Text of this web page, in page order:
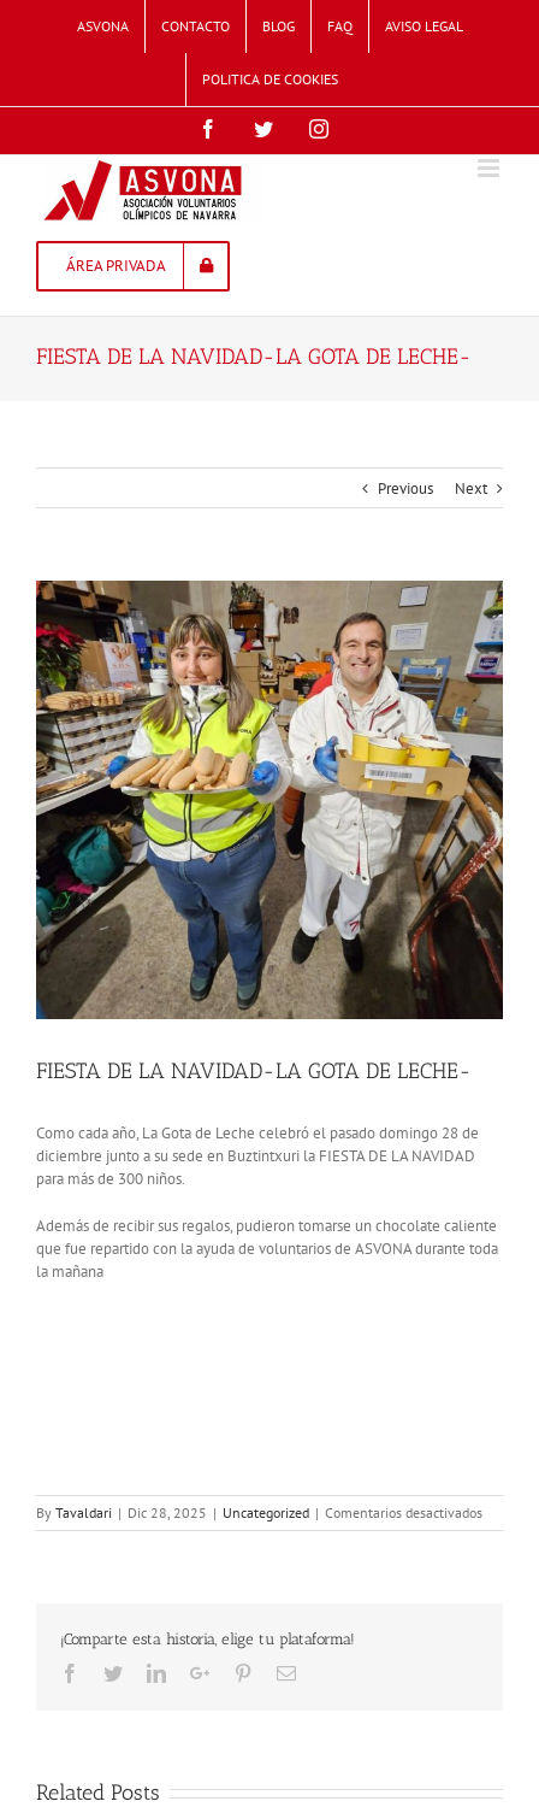
ASVONA CONTACTO BLOG FAQ AVISO LEGAL
POLITICA DE COOKIES
FacebookTwitterInstagram
ÁREA PRIVADA
FIESTA DE LA NAVIDAD-LA GOTA DE LECHE-
Previous Next
View
Larger
Image
FIESTA DE LA NAVIDAD-LA GOTA DE LECHE-
Como cada año, La Gota de Leche celebró el pasado domingo 28 de
diciembre junto a su sede en Buztintxuri la FIESTA DE LA NAVIDAD
para más de 300 niños.
Además de recibir sus regalos, pudieron tomarse un chocolate caliente
que fue repartido con la ayuda de voluntarios de ASVONA durante toda
la mañana
By Tavaldari | Dic 28, 2025 | Uncategorized | Comentarios desactivadosen
FIESTA
¡Comparte esta historia, elige tu plataforma!
Facebook
TwitterLinkedInGoogle+PinterestEmail
Related Posts